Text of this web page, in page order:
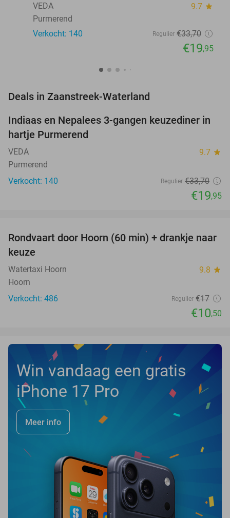
VEDA
9.7 star
Purmerend
Verkocht: 140
Regulier €33,70
€19,95
Deals in Zaanstreek-Waterland
41%
Indiaas en Nepalees 3-gangen keuzediner in
hartje Purmerend
VEDA 9.7 star
Purmerend
Verkocht: 140
Regulier €33,70
€19,95
38%
Rondvaart door Hoorn (60 min) + drankje naar
keuze
Watertaxi Hoorn 9.8 star
Hoorn
Verkocht: 486
Regulier €17
€10,50
Win vandaag een gratis
iPhone 17 Pro
Meer info